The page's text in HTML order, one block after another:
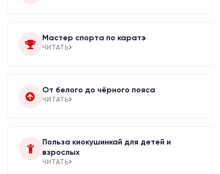
Мастер спорта по каратэ
ЧИТАТЬ
От белого до чёрного пояса
ЧИТАТЬ
Польза киокушинкай для детей и
взрослых
ЧИТАТЬ